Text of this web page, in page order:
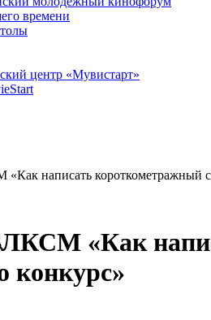
времени
центр «Мувистарт»
написать короткометражный
«Как
конкурс»